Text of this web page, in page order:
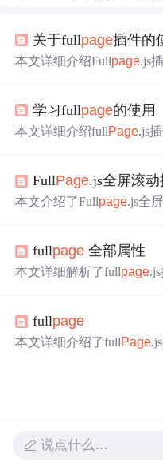
关于fullpage插件的
本文详细介绍Fullpage.js
件、css3动画等，适用于
学习fullpage的使用
本文详细介绍fullPage.js
项，如导航、锚链接、滚
功能，并提供了代码示例
FullPage.js全屏滚
本文介绍了Fullpage.js全
数如afterLoad在滚动到某
到了如何实现图片懒加载
fullpage 全部属性
本文详细解析了fullpage
fullpage
本文详细介绍了fullPage
说点什么…